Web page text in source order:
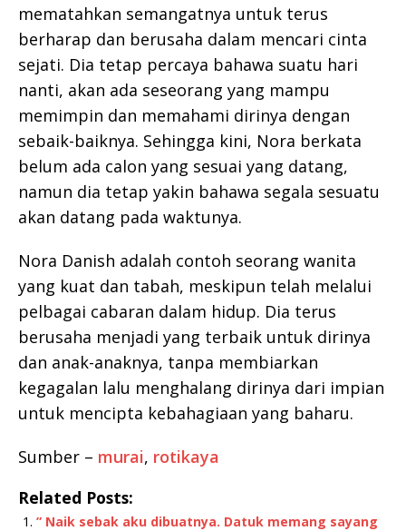
mematahkan semangatnya untuk terus
berharap dan berusaha dalam mencari cinta
sejati. Dia tetap percaya bahawa suatu hari
nanti, akan ada seseorang yang mampu
memimpin dan memahami dirinya dengan
sebaik-baiknya. Sehingga kini, Nora berkata
belum ada calon yang sesuai yang datang,
namun dia tetap yakin bahawa segala sesuatu
akan datang pada waktunya.
Nora Danish adalah contoh seorang wanita
yang kuat dan tabah, meskipun telah melalui
pelbagai cabaran dalam hidup. Dia terus
berusaha menjadi yang terbaik untuk dirinya
dan anak-anaknya, tanpa membiarkan
kegagalan lalu menghalang dirinya dari impian
untuk mencipta kebahagiaan yang baharu.
Sumber – murai, rotikaya
Related Posts:
” Naik sebak aku dibuatnya. Datuk memang sayang